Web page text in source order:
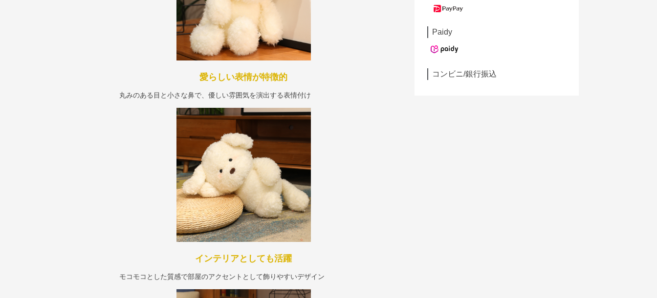
愛らしい表情が特徴的
丸みのある目と小さな鼻で、優しい雰囲気を演出する表情付け
インテリアとしても活躍
モコモコとした質感で部屋のアクセントとして飾りやすいデザイン
Paidy
コンビニ/銀行振込